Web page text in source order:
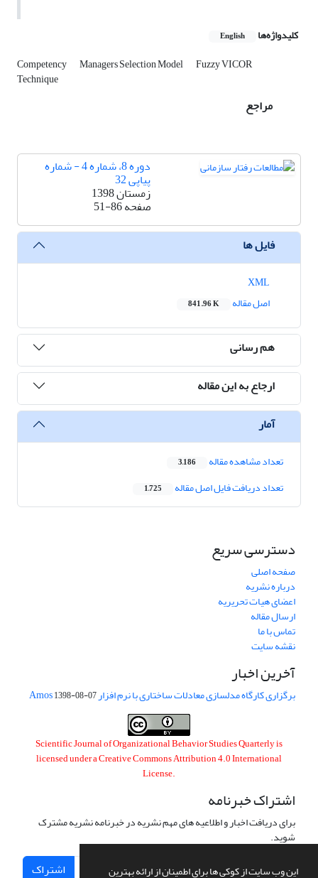
این وب سایت از کوکی ها برای اطمینان از ارائه بهترین
کلیدواژه‌ها English
Competency Managers Selection Model Fuzzy VICOR
Technique
مراجع
دوره 8، شماره 4 - شماره
پیاپی 32
زمستان 1398
صفحه51-86
فایل ها
اصل مقاله
841.96 K
هم رسانی
ارجاع به این مقاله
آمار
تعداد مشاهده مقاله 3,186
تعداد دریافت فایل اصل مقاله 1,725
دسترسی سریع
صفحه اصلی
درباره نشریه
اعضای هیات تحریریه
ارسال مقاله
تماس با ما
نقشه سایت
آخرین اخبار
برگزاری کارگاه مدلسازی معادلات ساختاری با نرم افزار Amos1398-08-07
Scientific Journal of Organizational Behavior Studies Quarterly is
licensed under aCreative Commons Attribution 4.0 International
License.
اشتراک خبرنامه
برای دریافت اخبار و اطلاعیه های مهم نشریه در خبرنامه نشریه مشترک
شوید.
اشتراک